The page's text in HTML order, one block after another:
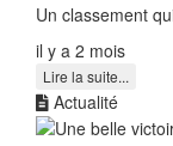
Un classement
il y a 2 mois
Lire la suite...
Actualité